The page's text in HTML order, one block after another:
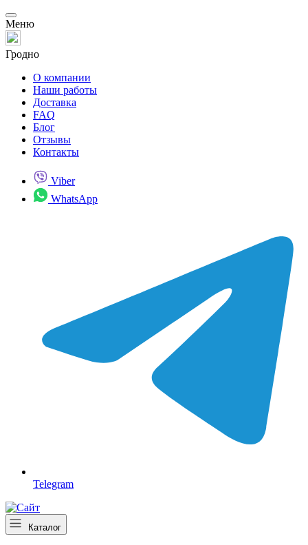
Меню
Гродно
О компании
Наши работы
Доставка
FAQ
Блог
Отзывы
Контакты
Viber
WhatsApp
Telegram
Каталог